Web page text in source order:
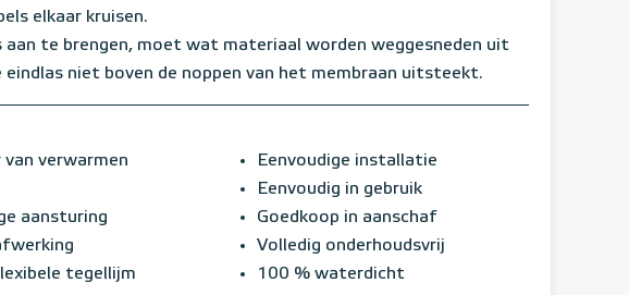
elkaar kruisen.
aan te brengen, moet wat materiaal worden weggesneden uit
niet boven de noppen van het membraan uitsteekt.
verwarmen
aansturing
tegellijm
Eenvoudige installatie
Eenvoudig in gebruik
Goedkoop in aanschaf
Volledig onderhoudsvrij
100 % waterdicht